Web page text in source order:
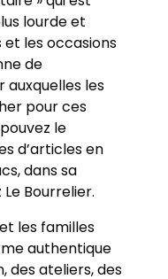
lourde et
les occasions
de
auxquelles les
pour ces
le
d’articles en
dans sa
Bourrelier.
les familles
authentique
des ateliers, des